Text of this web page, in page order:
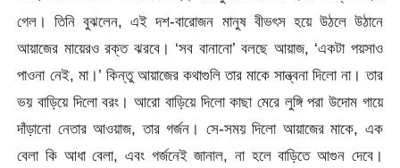
গেল। তিনি বুঝলেন, এই দশ-বারোজন মানুষ বীভৎস হয়ে উঠলে উঠানে
আয়াজের মায়েরও রক্ত ঝরবে। ‘সব বানানো’ বলছে আয়াজ, ‘একটা পয়সাও
পাওনা নেই, মা।’ কিন্তু আয়াজের কথাগুলি তার মাকে সান্ত্বনা দিলো না। তার
ভয় বাড়িয়ে দিলো বরং। আরো বাড়িয়ে দিলো কাছা মেরে লুঙ্গি পরা উদোম গায়ে
দাঁড়ানো নেতার আওয়াজ, তার গর্জন। সে-সময় দিলো আয়াজের মাকে, এক
বেলা কি আধা বেলা, এবং গর্জনেই জানাল, না হলে বাড়িতে আগুন দেবে।